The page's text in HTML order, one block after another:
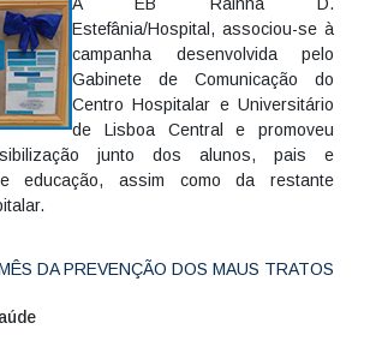
Estefânia/Hospital, associou-se à
campanha desenvolvida pelo
Gabinete de Comunicação do
Centro Hospitalar e Universitário
de Lisboa Central e promoveu
junto dos alunos, pais e
educação, assim como da restante
DA PREVENÇÃO DOS MAUS TRATOS